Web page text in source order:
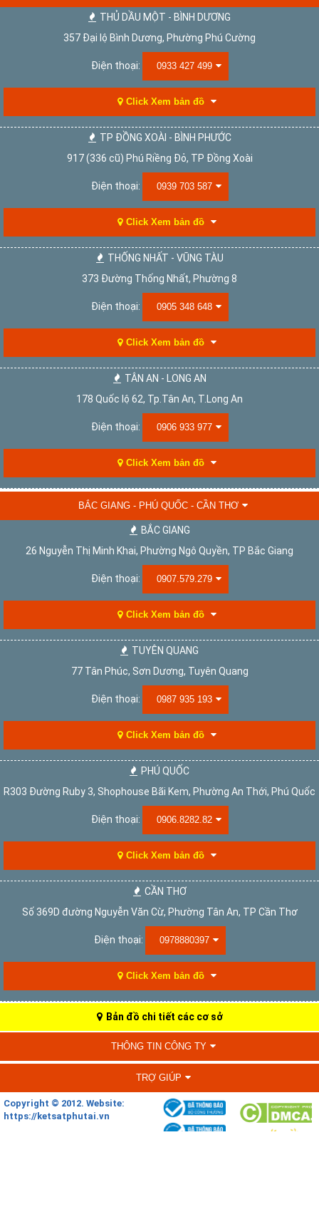
THỦ DẦU MỘT - BÌNH DƯƠNG
357 Đại lộ Bình Dương, Phường Phú Cường
Điện thoại: 0933 427 499
Click Xem bản đồ
TP ĐỒNG XOÀI - BÌNH PHƯỚC
917 (336 cũ) Phú Riềng Đỏ, TP Đồng Xoài
Điện thoại: 0939 703 587
Click Xem bản đồ
THỐNG NHẤT - VŨNG TÀU
373 Đường Thống Nhất, Phường 8
Điện thoại: 0905 348 648
Click Xem bản đồ
TÂN AN - LONG AN
178 Quốc lộ 62, Tp.Tân An, T.Long An
Điện thoại: 0906 933 977
Click Xem bản đồ
BẮC GIANG - PHÚ QUỐC - CẦN THƠ
BẮC GIANG
26 Nguyễn Thị Minh Khai, Phường Ngô Quyền, TP Bắc Giang
Điện thoại: 0907.579.279
Click Xem bản đồ
TUYÊN QUANG
77 Tân Phúc, Sơn Dương, Tuyên Quang
Điện thoại: 0987 935 193
Click Xem bản đồ
PHÚ QUỐC
R303 Đường Ruby 3, Shophouse Bãi Kem, Phường An Thới, Phú Quốc
Điện thoại: 0906.8282.82
Click Xem bản đồ
CẦN THƠ
Số 369D đường Nguyễn Văn Cừ, Phường Tân An, TP Cần Thơ
Điện thoại: 0978880397
Click Xem bản đồ
Bản đồ chi tiết các cơ sở
THÔNG TIN CÔNG TY
TRỢ GIÚP
Copyright © 2012. Website:
https://ketsatphutai.vn